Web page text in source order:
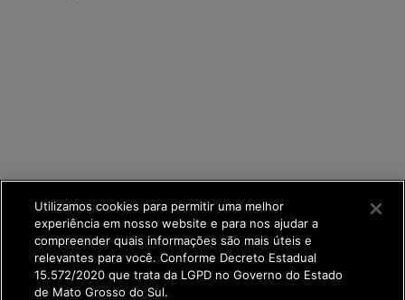
Utilizamos cookies para permitir uma melhor
experiência em nosso website e para nos ajudar a
compreender quais informações são mais úteis e
relevantes para você. Conforme Decreto Estadual
15.572/2020 que trata da LGPD no Governo do Estado
de Mato Grosso do Sul.